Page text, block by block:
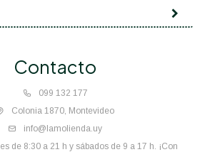
Contacto
099 132 177
Colonia 1870, Montevideo
info@lamolienda.uy
de 8:30 a 21 h y sábados de 9 a 17 h. ¡Con